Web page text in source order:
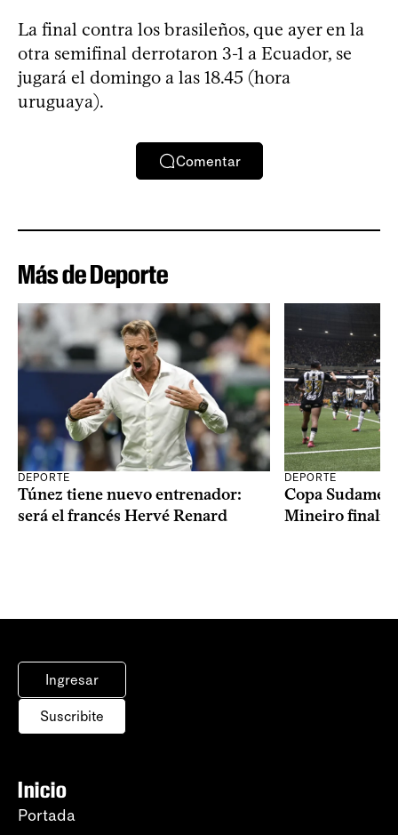
La final contra los brasileños, que ayer en la
otra semifinal derrotaron 3-1 a Ecuador, se
jugará el domingo a las 18.45 (hora
uruguaya).
Comentar
Más de Deporte
DEPORTE
Túnez tiene nuevo entrenador:
será el francés Hervé Renard
DEPORTE
Copa
Mineiro
Ingresar
Suscribite
Inicio
Portada